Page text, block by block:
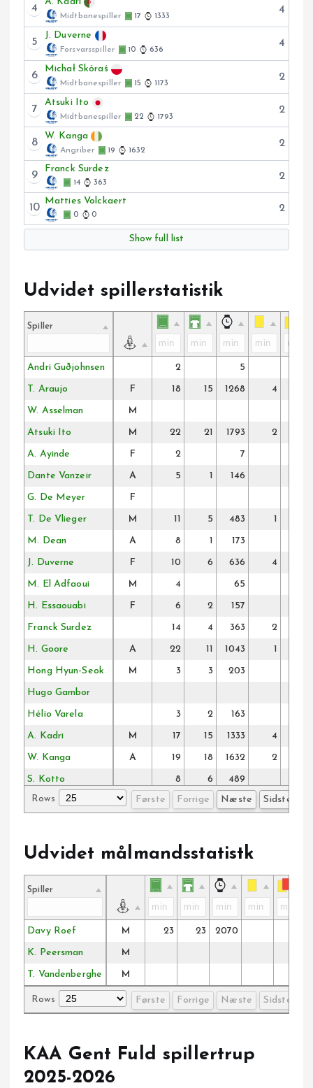
4
Midtbanespiller 17 1333
4
5
J. Duverne
Forsvarsspiller 10 636
4
6
Michał Skóraś
Midtbanespiller 15 1173
2
7
Atsuki Ito
Midtbanespiller 22 1793
2
8
W. Kanga
Angriber 19 1632
2
9
Franck Surdez
14 363
2
10
Matties Volckaert
0 0
2
Show full list
Udvidet spillerstatistik
Spiller
Andri Guðjohnsen 2 5
T. Araujo F 18 15 1268 4
W. Asselman M
Atsuki Ito M 22 21 1793 2
A. Ayinde F 2 7
Dante Vanzeir A 5 1 146
G. De Meyer F
T. De Vlieger M 11 5 483 1
M. Dean A 8 1 173
J. Duverne F 10 6 636 4
M. El Adfaoui M 4 65
H. Essaouabi F 6 2 157
Franck Surdez 14 4 363 2
H. Goore A 22 11 1043 1
Hong Hyun-Seok M 3 3 203
Hugo Gambor
Hélio Varela 3 2 163
A. Kadri M 17 15 1333 4
W. Kanga A 19 18 1632 2
S. Kotto 8 6 489
B. Lagae
Mathias Delorge M 16 1051
Matties Volckaert
Rows Første Forrige Næste Sidste
Udvidet målmandsstatistk
Spiller
Davy Roef M 23 23 2070
K. Peersman M
T. Vandenberghe M
Rows Første Forrige Næste Sidste
KAA Gent Fuld spillertrup
2025-2026